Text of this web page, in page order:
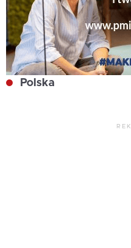
Polska